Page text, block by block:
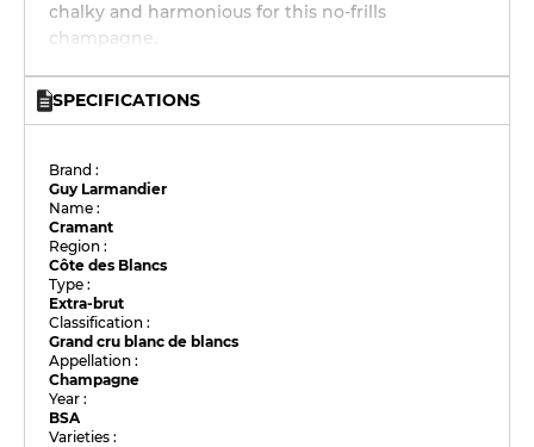
chalky and harmonious for this no-frills
champagne.
SPECIFICATIONS
Brand :
Guy Larmandier
Name :
Cramant
Region :
Côte des Blancs
Type :
Extra-brut
Classification :
Grand cru blanc de blancs
Appellation :
Champagne
Year :
BSA
Varieties :